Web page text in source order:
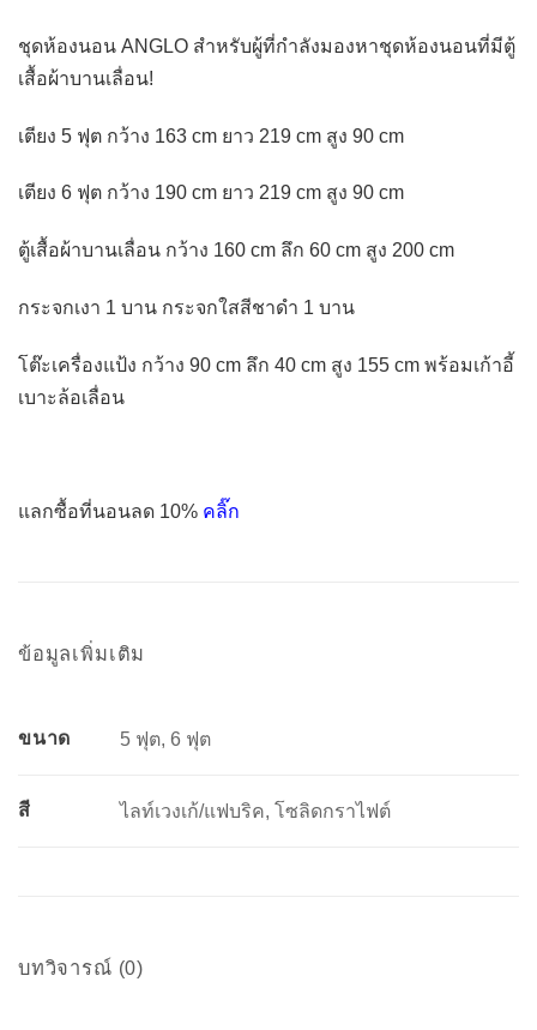
ชุดห้องนอน ANGLO สำหรับผู้ที่กำลังมองหาชุดห้องนอนที่มีตู้
เสื้อผ้าบานเลื่อน!
เตียง 5 ฟุต กว้าง 163 cm ยาว 219 cm สูง 90 cm
เตียง 6 ฟุต กว้าง 190 cm ยาว 219 cm สูง 90 cm
ตู้เสื้อผ้าบานเลื่อน กว้าง 160 cm ลึก 60 cm สูง 200 cm
กระจกเงา 1 บาน กระจกใสสีชาดำ 1 บาน
โต๊ะเครื่องแป้ง กว้าง 90 cm ลึก 40 cm สูง 155 cm พร้อมเก้าอี้
เบาะล้อเลื่อน
แลกซื้อที่นอนลด 10% คลิ๊ก
ข้อมูลเพิ่มเติม
ขนาด 5 ฟุต, 6 ฟุต
สี ไลท์เวงเก้/แฟบริค, โซลิดกราไฟต์
บทวิจารณ์ (0)